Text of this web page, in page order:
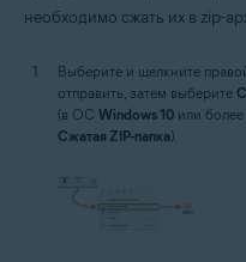
необходимо сжать их в zip-
Выберите и щелкните
отправить, затем выберите
(в ОС Windows 10 или
Сжатая ZIP-папка).